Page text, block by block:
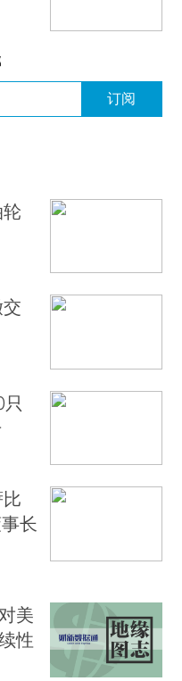
订阅
长
美
性